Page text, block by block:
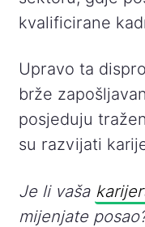
kvalificirane
Upravo ta
brže
posjeduju
su razvijati
Je li vaša
mijenjate